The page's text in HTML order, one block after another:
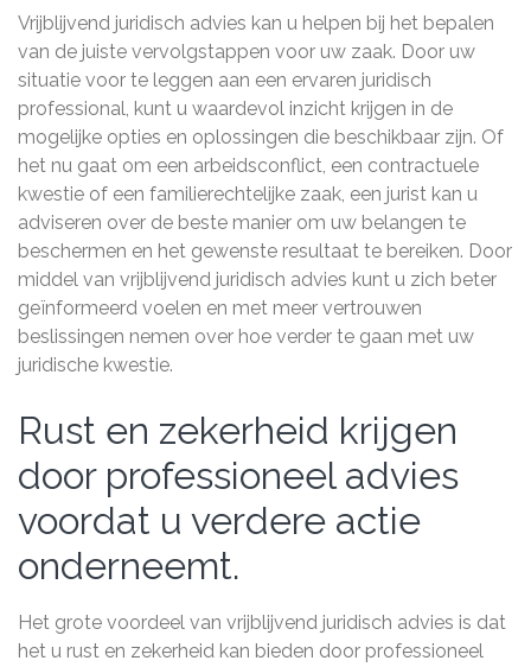
Vrijblijvend juridisch advies kan u helpen bij het bepalen
van de juiste vervolgstappen voor uw zaak. Door uw
situatie voor te leggen aan een ervaren juridisch
professional, kunt u waardevol inzicht krijgen in de
mogelijke opties en oplossingen die beschikbaar zijn. Of
het nu gaat om een arbeidsconflict, een contractuele
kwestie of een familierechtelijke zaak, een jurist kan u
adviseren over de beste manier om uw belangen te
beschermen en het gewenste resultaat te bereiken. Door
middel van vrijblijvend juridisch advies kunt u zich beter
geïnformeerd voelen en met meer vertrouwen
beslissingen nemen over hoe verder te gaan met uw
juridische kwestie.
Rust en zekerheid krijgen
door professioneel advies
voordat u verdere actie
onderneemt.
Het grote voordeel van vrijblijvend juridisch advies is dat
het u rust en zekerheid kan bieden door professioneel